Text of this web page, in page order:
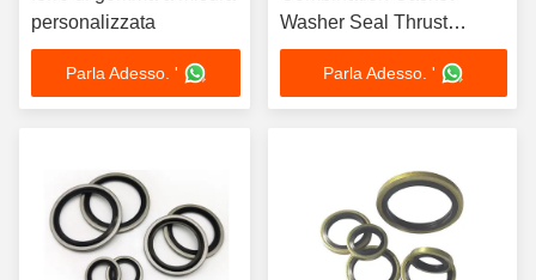
personalizzata
Parla Adesso. '
Washer Seal Thrust
Washer
Parla Adesso. '